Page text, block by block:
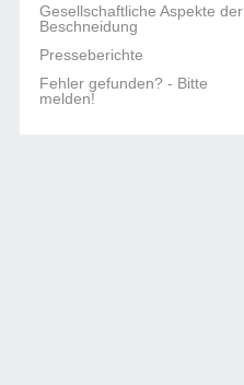
Gesellschaftliche Aspekte der
Beschneidung
Presseberichte
Fehler gefunden? - Bitte
melden!